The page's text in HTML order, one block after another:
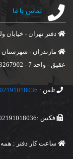
تماس با ما
دفتر تهران - خیابان
عقیق - واحد 7 - 01143267902
تلفن : 02191018036
فکس :02191018036
ساعت کار دفتر : همه روزه 9